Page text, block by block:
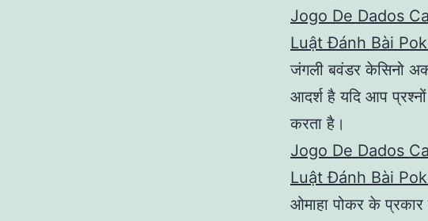
Jogo De Dados
Luật Đánh Bài
जंगली बवंडर केसिनो
आदर्श है यदि आप
करता है।
Jogo De Dados
Luật Đánh Bài
ओमाहा पोकर के